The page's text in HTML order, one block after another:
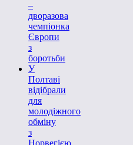
–
дворазова
чемпіонка
Європи
з
боротьби
У
Полтаві
відібрали
для
молодіжного
обміну
з
Норвегією